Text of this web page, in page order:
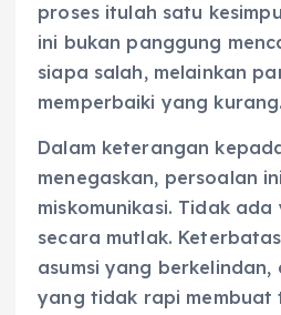
proses itulah satu
ini bukan panggung
siapa salah, melainkan
memperbaiki yang kurang.
Dalam keterangan
menegaskan, persoalan
miskomunikasi. Tidak
secara mutlak.
asumsi yang
yang tidak rapi membuat